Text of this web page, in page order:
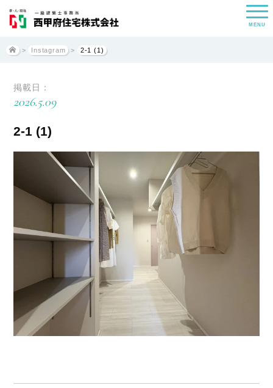
MENU
> Instagram > 2-1 (1)
掲載日：
2026.5.09
2-1 (1)